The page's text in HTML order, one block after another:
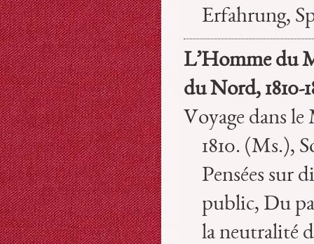
Erfahrung,
L’Homme du
du Nord, 1810-
Voyage dans
1810. (Ms.),
Pensées sur
public, Du
la neutralité